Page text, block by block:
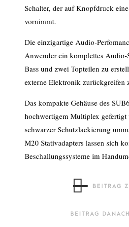
Schalter, der auf Knopfdruck
vornimmt.
Die einzigartige Audio-
Anwender ein komplettes
Bass und zwei Topteilen zu
externe Elektronik zurückgreifen
Das kompakte Gehäuse des
hochwertigem Multiplex gefertigt
schwarzer Schutzlackierung
M20 Stativadapters lassen sich
Beschallungssysteme im
BEITRAG
BEITRAG DANACH